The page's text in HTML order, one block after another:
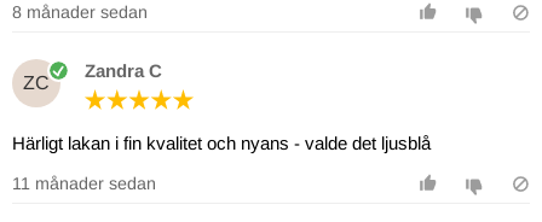
8 månader sedan
ZC
Zandra C
Härligt lakan i fin kvalitet och nyans - valde det ljusblå
11 månader sedan